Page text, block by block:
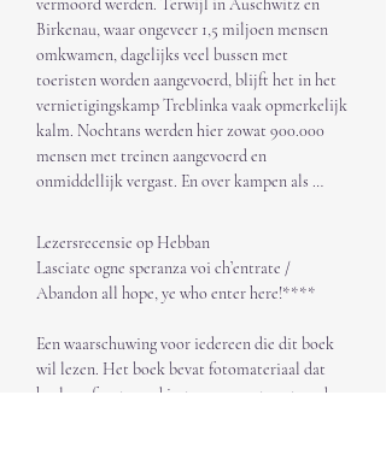
vermoord werden. Terwijl in Auschwitz en
Birkenau, waar ongeveer 1,5 miljoen mensen
omkwamen, dagelijks veel bussen met
toeristen worden aangevoerd, blijft het in het
vernietigingskamp Treblinka vaak opmerkelijk
kalm. Nochtans werden hier zowat 900.000
mensen met treinen aangevoerd en
onmiddellijk vergast. En over kampen als
hebben de meeste mensen nog nooit gehoord.
Over elk van die vele door de nazi’s opgezette
kampen bestaan boeken met informatie en
persoonlijke getuigenissen van overlevenden,
maar veel overzichtswerken bestaan er niet. In
1969 publiceerde Ludo Van Eck, een gewezen
verzetsman die gevangen zat in Dachau, wel
Lezersrecensie op Hebban
Lasciate ogne speranza voi ch’entrate /
Abandon all hope, ye who enter here!****
Een waarschuwing voor iedereen die dit boek
wil lezen. Het boek bevat fotomateriaal dat
heel confronterend is, trauma aantoont en de